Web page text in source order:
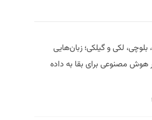
بلوچی، لکی و گیلکی؛ زبان‌هایی
هوش مصنوعی برای بقا به داده